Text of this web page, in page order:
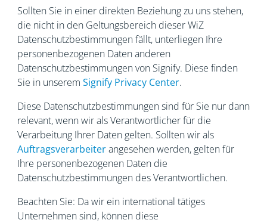
Sollten Sie in einer direkten Beziehung zu uns stehen,
die nicht in den Geltungsbereich dieser WiZ
Datenschutzbestimmungen fällt, unterliegen Ihre
personenbezogenen Daten anderen
Datenschutzbestimmungen von Signify. Diese finden
Sie in unserem Signify Privacy Center.
Diese Datenschutzbestimmungen sind für Sie nur dann
relevant, wenn wir als Verantwortlicher für die
Verarbeitung Ihrer Daten gelten. Sollten wir als
Auftragsverarbeiterangesehen werden, gelten für
Ihre personenbezogenen Daten die
Datenschutzbestimmungen des Verantwortlichen.
Beachten Sie: Da wir ein international tätiges
Unternehmen sind, können diese